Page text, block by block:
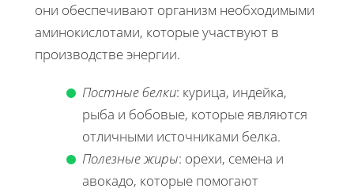
они обеспечивают организм необходимыми
аминокислотами, которые участвуют в
производстве энергии.
Постные белки: курица, индейка,
рыба и бобовые, которые являются
отличными источниками белка.
Полезные жиры: орехи, семена и
авокадо, которые помогают